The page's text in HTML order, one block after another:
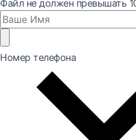
Файл не должен превышать
Номер телефона